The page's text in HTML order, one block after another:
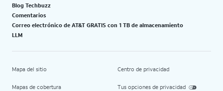
Blog Techbuzz
Comentarios
Correo electrónico de AT&T GRATIS con 1 TB de almacenamiento
LLM
Mapa del sitio
Mapas de cobertura
Centro de privacidad
Tus opciones de privacidad